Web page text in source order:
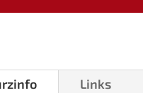
Links